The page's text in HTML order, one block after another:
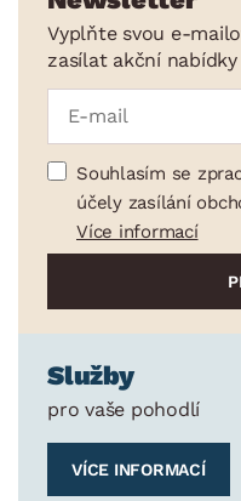
Vyplňte svou e-
zasílat akční nabídky
Souhlasím se
účely zasílání
Více informací
Služby
pro vaše pohodlí
VÍCE INFORMACÍ